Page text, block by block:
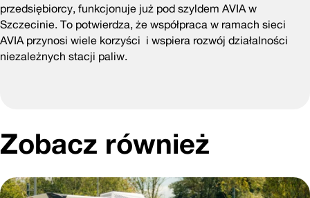
przedsiębiorcy, funkcjonuje już pod szyldem AVIA w
Szczecinie. To potwierdza, że współpraca w ramach sieci
AVIA przynosi wiele korzyści i wspiera rozwój działalności
niezależnych stacji paliw.
Zobacz również